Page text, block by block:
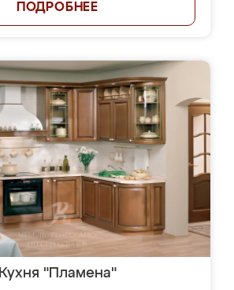
ПОДРОБНЕЕ
Кухня "Пламена"